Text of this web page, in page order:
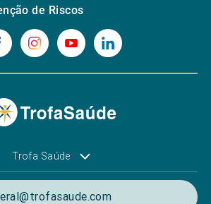
de Riscos
Trofa Saúde